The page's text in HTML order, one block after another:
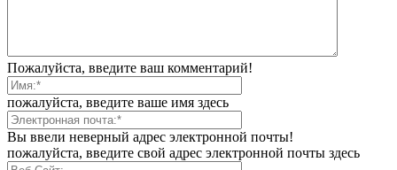
Пожалуйста, введите ваш комментарий!
пожалуйста, введите ваше имя здесь
Вы ввели неверный адрес электронной почты!
пожалуйста, введите свой адрес электронной почты здесь